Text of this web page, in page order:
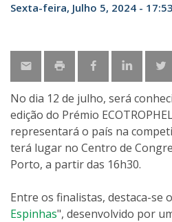
Sexta-feira, Julho 5, 2024 - 17:53
No dia 12 de julho, será
edição do Prémio
representará o país na
terá lugar no Centro de
Porto, a partir das 16h30.
Entre os finalistas, destaca-se
Espinhas", desenvolvido por